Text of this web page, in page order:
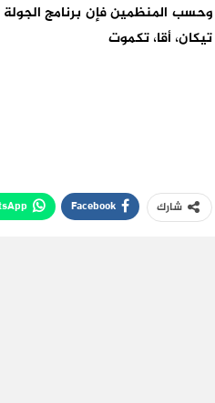
وحسب المنظمين فإن برنامج الجولة
تيكان، أقا، تكموت
شارك Facebook